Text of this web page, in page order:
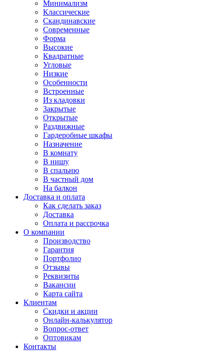
Минимализм
Классические
Скандинавские
Современные
Форма
Высокие
Квадратные
Угловые
Низкие
Особенности
Встроенные
Из кладовки
Закрытые
Открытые
Раздвижные
Гардеробные шкафы
Назначение
В комнату
В нишу
В спальню
В частный дом
На балкон
Доставка и оплата
Как сделать заказ
Доставка
Оплата и рассрочка
О компании
Производство
Гарантия
Портфолио
Отзывы
Реквизиты
Вакансии
Карта сайта
Клиентам
Скидки и акции
Онлайн-калькулятор
Вопрос-ответ
Оптовикам
Контакты